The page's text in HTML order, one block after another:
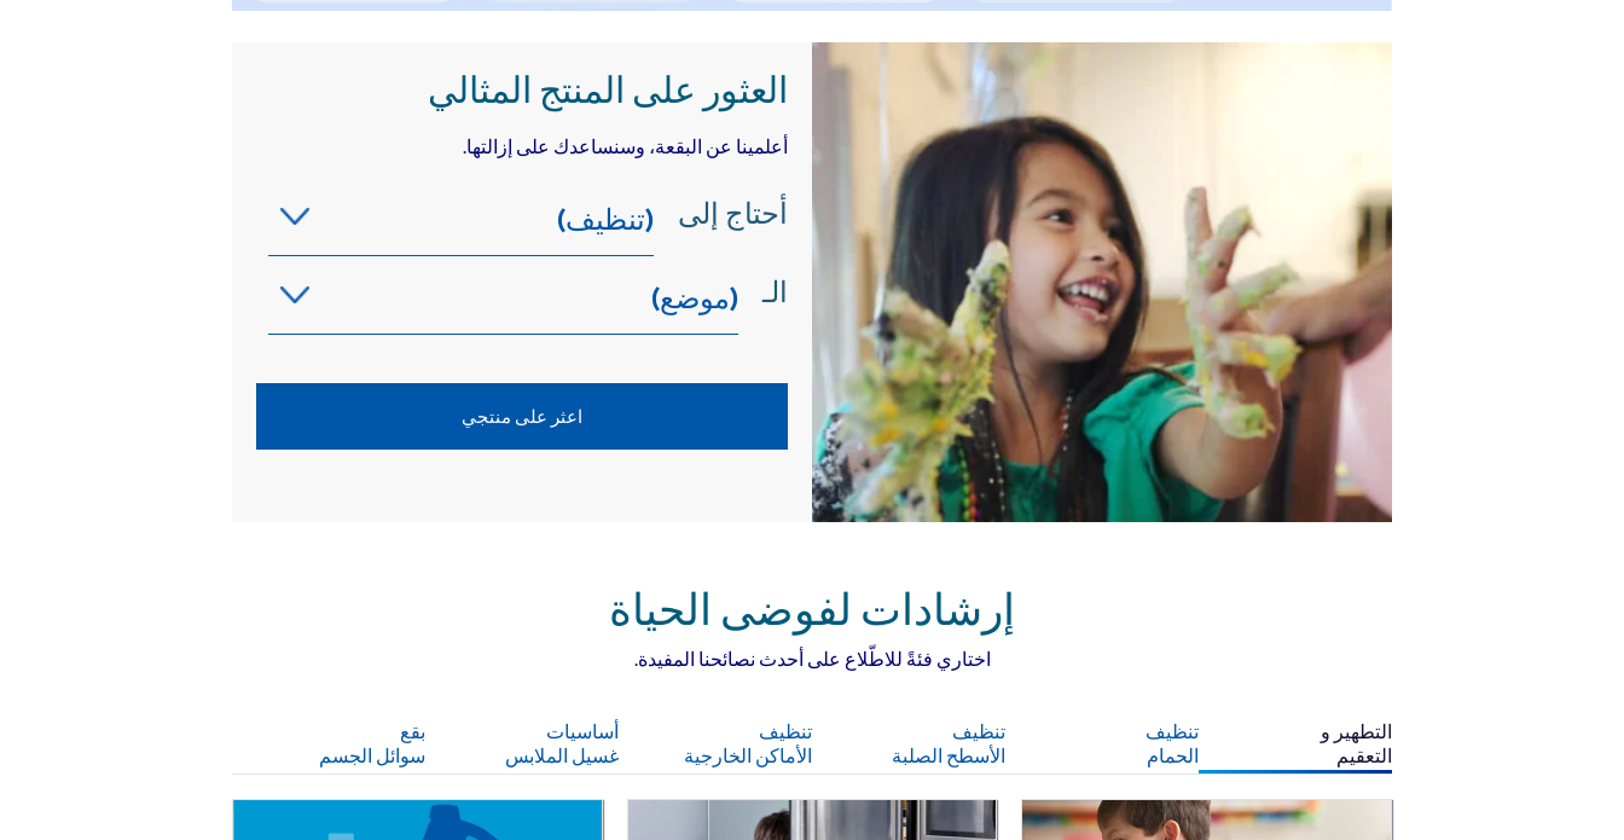
العثور على المنتج المثالي
أعلمينا عن البقعة، وسنساعدك على إزالتها.
أحتاج إلى
الـ
اعثر على منتجي
إرشادات لفوضى الحياة
اختاري فئةً للاطّلاع على أحدث نصائحنا المفيدة.
التطهير و
التعقيم
تنظيف
الحمام
تنظيف
الأسطح الصلبة
تنظيف
الأماكن الخارجية
أساسيات
غسيل الملابس
بقع
سوائل الجسم